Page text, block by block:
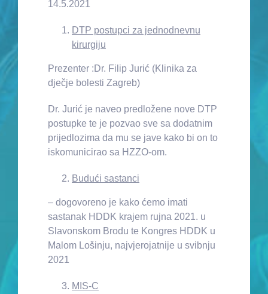
14.5.2021
DTP postupci za jednodnevnu
kirurgiju
Prezenter :Dr. Filip Jurić (Klinika za
dječje bolesti Zagreb)
Dr. Jurić je naveo predložene nove DTP
postupke te je pozvao sve sa dodatnim
prijedlozima da mu se jave kako bi on to
iskomunicirao sa HZZO-om.
Budući sastanci
– dogovoreno je kako ćemo imati
sastanak HDDK krajem rujna 2021. u
Slavonskom Brodu te Kongres HDDK u
Malom Lošinju, najvjerojatnije u svibnju
2021
MIS-C